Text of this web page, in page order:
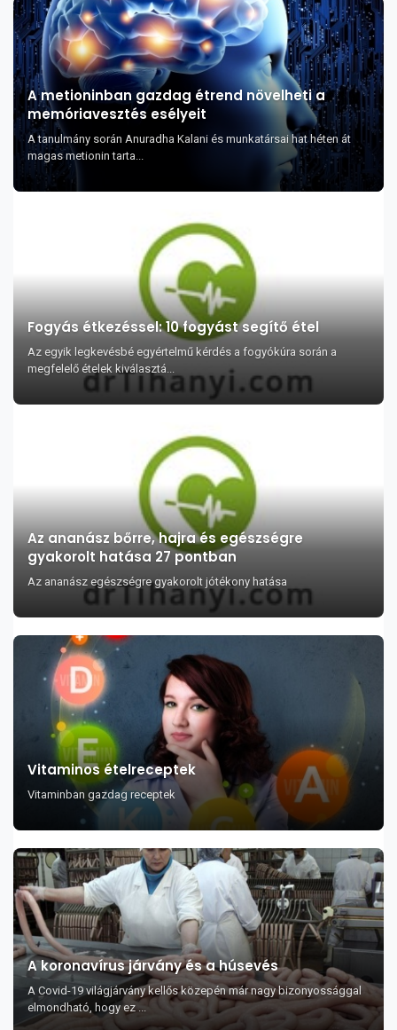
A metioninban gazdag étrend növelheti a
memóriavesztés esélyeit
A tanulmány során Anuradha Kalani és munkatársai hat héten át
magas metionin tarta...
Fogyás étkezéssel: 10 fogyást segítő étel
Az egyik legkevésbé egyértelmű kérdés a fogyókúra során a
megfelelő ételek kiválasztá...
Az ananász bőrre, hajra és egészségre
gyakorolt hatása 27 pontban
Az ananász egészségre gyakorolt jótékony hatása
Vitaminos ételreceptek
Vitaminban gazdag receptek
A koronavírus járvány és a húsevés
A Covid-19 világjárvány kellős közepén már nagy bizonyossággal
elmondható, hogy ez ...